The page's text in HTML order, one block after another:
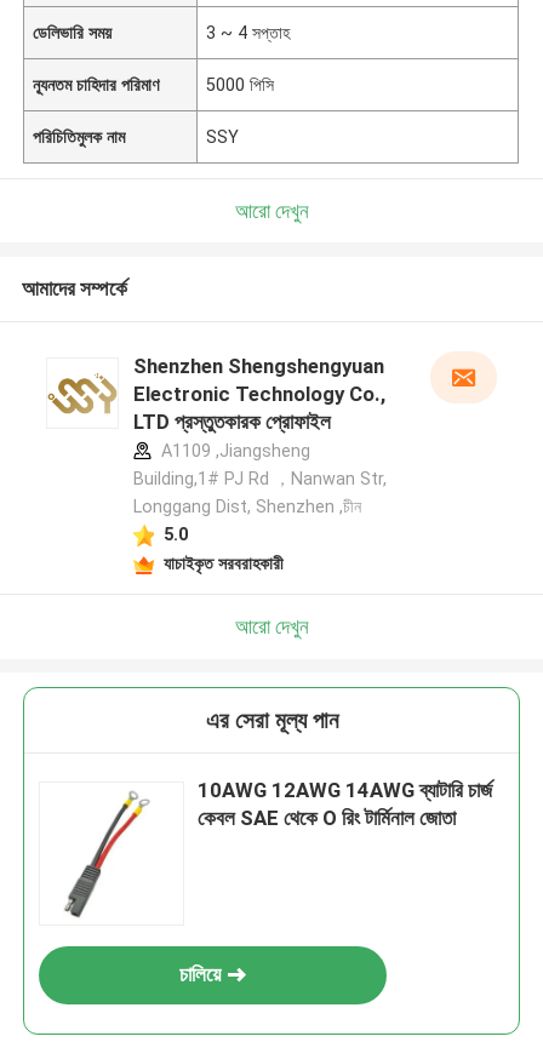
ডেলিভারি সময় 3 ~ 4 সপ্তাহ
ন্যূনতম চাহিদার পরিমাণ 5000 পিসি
পরিচিতিমুলক নাম SSY
আরো দেখুন
আমাদের সম্পর্কে
Shenzhen Shengshengyuan
Electronic Technology Co.,
LTD প্রস্তুতকারক প্রোফাইল
A1109 ,Jiangsheng
Building,1# PJ Rd ，Nanwan Str,
Longgang Dist, Shenzhen ,চীন
5.0
যাচাইকৃত সরবরাহকারী
আরো দেখুন
এর সেরা মূল্য পান
10AWG 12AWG 14AWG ব্যাটারি চার্জ
কেবল SAE থেকে O রিং টার্মিনাল জোতা
চালিয়ে